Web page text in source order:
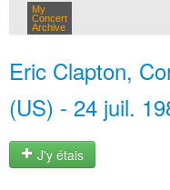
My
Concert
Archive
Eric Clapton,
(US) - 24 juil.
J'y étais